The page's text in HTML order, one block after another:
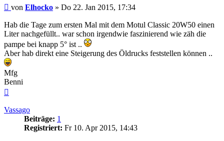
Beitrag
von Elhocko » Do 22. Jan 2015, 17:34
Hab die Tage zum ersten Mal mit dem Motul Classic 20W50 einen
Liter nachgefüllt.. war schon irgendwie faszinierend wie zäh die
pampe bei knapp 5° ist ..
Aber hab direkt eine Steigerung des Öldrucks feststellen können ..
Mfg
Benni
Vassago
Beiträge: 1
Registriert: Fr 10. Apr 2015, 14:43